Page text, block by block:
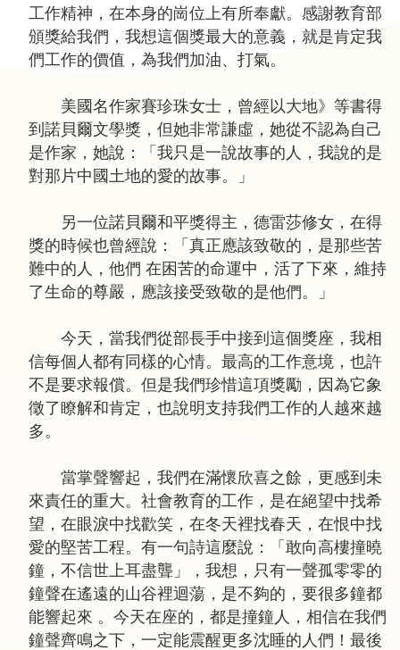
工作精神，在本身的崗位上有所奉獻。感謝教育部
頒獎給我們，我想這個獎最大的意義，就是肯定我
們工作的價值，為我們加油、打氣。
美國名作家賽珍珠女士，曾經以大地》等書得
到諾貝爾文學獎，但她非常謙虛，她從不認為自己
是作家，她說：「我只是一說故事的人，我說的是
對那片中國土地的愛的故事。」
另一位諾貝爾和平獎得主，德雷莎修女，在得
獎的時候也曾經說：「真正應該致敬的，是那些苦
難中的人，他們 在困苦的命運中，活了下來，維持
了生命的尊嚴，應該接受致敬的是他們。」
今天，當我們從部長手中接到這個獎座，我相
信每個人都有同樣的心情。最高的工作意境，也許
不是要求報償。但是我們珍惜這項獎勵，因為它象
徵了瞭解和肯定，也說明支持我們工作的人越來越
多。
當掌聲響起，我們在滿懷欣喜之餘，更感到未
來責任的重大。社會教育的工作，是在絕望中找希
望，在眼淚中找歡笑，在冬天裡找春天，在恨中找
愛的堅苦工程。有一句詩這麼說：「敢向高樓撞曉
鐘，不信世上耳盡聾」，我想，只有一聲孤零零的
鐘聲在遙遠的山谷裡迴蕩，是不夠的，要很多鐘都
能響起來 。今天在座的，都是撞鐘人，相信在我們
鐘聲齊鳴之下，一定能震醒更多沈睡的人們！最後